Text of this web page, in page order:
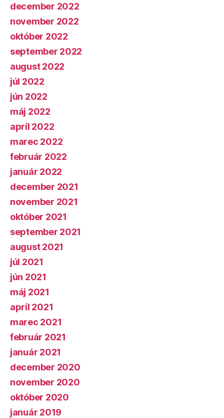
december 2022
november 2022
október 2022
september 2022
august 2022
júl 2022
jún 2022
máj 2022
apríl 2022
marec 2022
február 2022
január 2022
december 2021
november 2021
október 2021
september 2021
august 2021
júl 2021
jún 2021
máj 2021
apríl 2021
marec 2021
február 2021
január 2021
december 2020
november 2020
október 2020
január 2019